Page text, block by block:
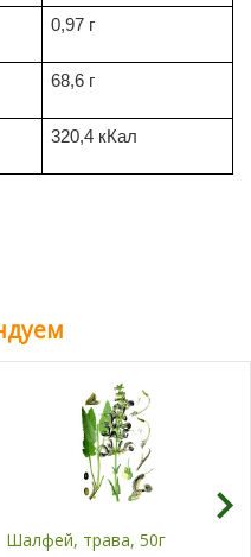
0,97 г
68,6 г
320,4 кКал
Шалфей, трава, 50г